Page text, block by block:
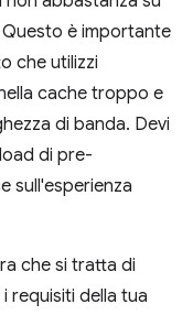
è importante
che utilizzi
cache troppo e
di banda. Devi
di pre-
sull'esperienza
che si tratta di
requisiti della tua